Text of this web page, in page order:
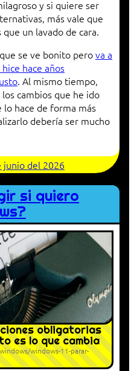
y si quiere ser
más vale que
un lavado de cara.
se ve bonito perova a
hace años
. Al mismo tiempo,
cambios que he ido
hace de forma más
debería ser mucho
junio del 2026
si quiero
obligatorias
es lo que cambia
windows-11-parar-